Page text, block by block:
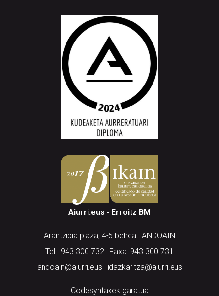
Aiurri.eus - Erroitz BM
Arantzibia plaza, 4-5 behea | ANDOAIN
Tel.: 943 300 732 | Faxa: 943 300 731
andoain@aiurri.eus | idazkaritza@aiurri.eus
Codesyntaxek garatua